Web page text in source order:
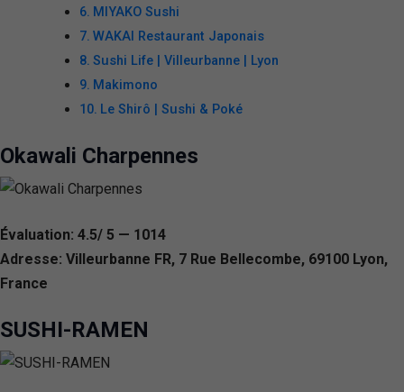
MIYAKO Sushi
WAKAI Restaurant Japonais
Sushi Life | Villeurbanne | Lyon
Makimono
Le Shirô | Sushi & Poké
Okawali Charpennes
Évaluation: 4.5/ 5 — 1014
Adresse: Villeurbanne FR, 7 Rue Bellecombe, 69100 Lyon,
France
SUSHI-RAMEN